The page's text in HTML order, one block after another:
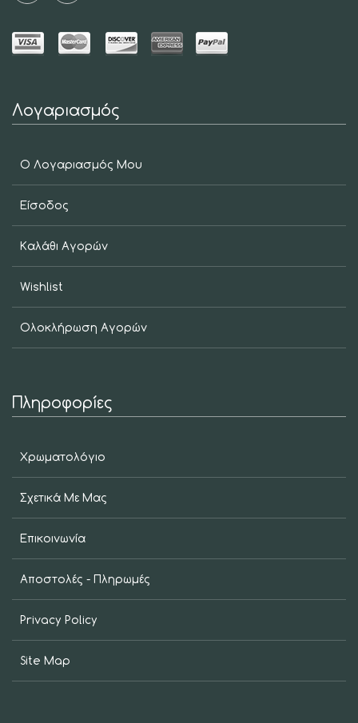
Λογαριασμός
Ο Λογαριασμός Μου
Είσοδος
Καλάθι Αγορών
Wishlist
Ολοκλήρωση Αγορών
Πληροφορίες
Χρωματολόγιο
Σχετικά Με Μας
Επικοινωνία
Αποστολές - Πληρωμές
Privacy Policy
Site Map